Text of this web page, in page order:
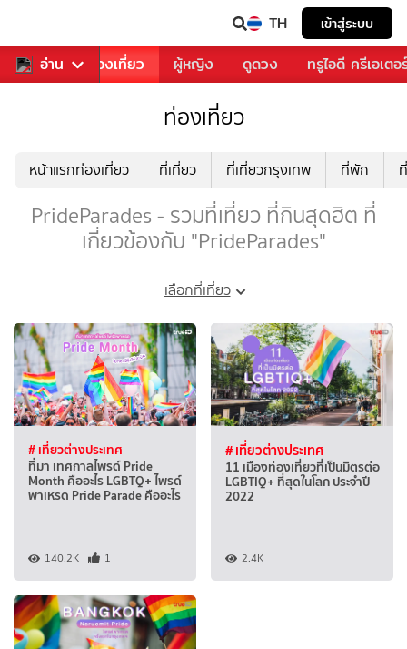
TH เข้าสู่ระบบ
อ่าน
อาหาร ท่องเที่ยว ผู้หญิง ดูดวง ทรูไอดี ครีเอเตอ
ท่องเที่ยว
หน้าแรกท่องเที่ยว ที่เที่ยว ที่เที่ยวกรุงเทพ ที่พัก
PrideParades - รวมที่เที่ยว ที่กินสุดฮิต ที่
เกี่ยวข้องกับ "PrideParades"
เลือกที่เที่ยว
# เที่ยวต่างประเทศ
ที่มา เทศกาลไพรด์ Pride
Month คืออะไร LGBTQ+ ไพรด์
พาเหรด Pride Parade คืออะไร
140.2K 1
# เที่ยวต่างประเทศ
11 เมืองท่องเที่ยวที่เป็นมิตรต่อ
LGBTIQ+ ที่สุดในโลก ประจำปี
2022
2.4K